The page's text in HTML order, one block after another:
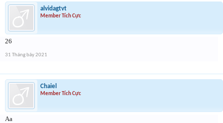
alvidagtvt
Member Tích Cực
26
31 Tháng bảy 2021
Chaiel
Member Tích Cực
Aa